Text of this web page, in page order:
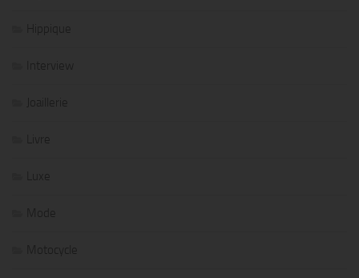
Hippique
Interview
Joaillerie
Livre
Luxe
Mode
Motocycle